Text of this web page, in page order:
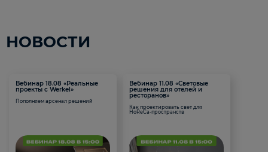
НОВОСТИ
Вебинар 18.08 «Реальные
проекты с Werkel»
Пополняем арсенал решений
Вебинар 11.08 «Световые
решения для отелей и
ресторанов»
Как проектировать свет для
HoReCa-пространств